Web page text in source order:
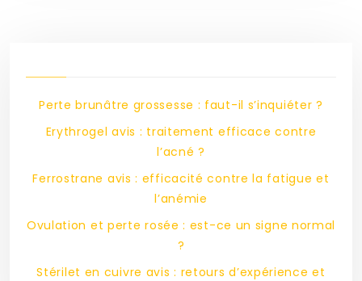
Perte brunâtre grossesse : faut-il s’inquiéter ?
Erythrogel avis : traitement efficace contre
l’acné ?
Ferrostrane avis : efficacité contre la fatigue et
l’anémie
Ovulation et perte rosée : est-ce un signe normal
?
Stérilet en cuivre avis : retours d’expérience et